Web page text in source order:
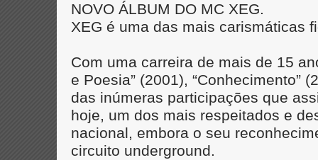
NOVO ÁLBUM DO MC XEG.
XEG é uma das mais carismáticas
Com uma carreira de mais de 15
e Poesia” (2001), “Conhecimento”
das inúmeras participações que
hoje, um dos mais respeitados e
nacional, embora o seu
circuito underground.